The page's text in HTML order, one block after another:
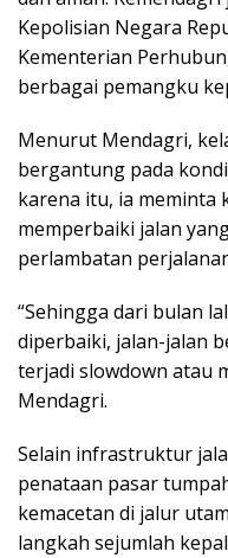
Kepolisian Negara
Kementerian
berbagai pemangku
Menurut Mendagri,
bergantung pada
karena itu, ia meminta
memperbaiki jalan
perlambatan
“Sehingga dari bulan
diperbaiki, jalan-jalan
terjadi slowdown atau
Mendagri.
Selain infrastruktur
penataan pasar
kemacetan di jalur
langkah sejumlah